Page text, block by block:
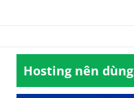
Hosting nên dùng